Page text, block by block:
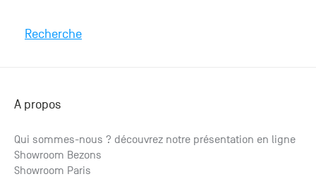
Parquet Corton
Recherche
A propos
Qui sommes-nous ? découvrez notre présentation en ligne
Showroom Bezons
Showroom Paris